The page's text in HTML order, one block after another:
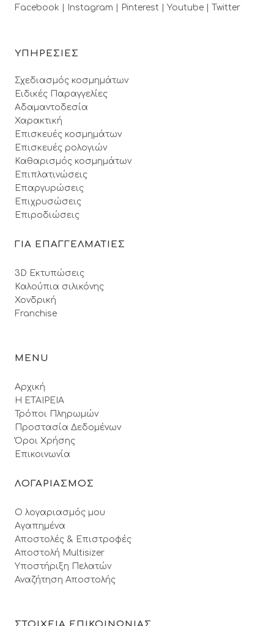
Facebook | Instagram | Pinterest | Youtube | Twitter
ΥΠΗΡΕΣΙΕΣ
Σχεδιασμός κοσμημάτων
Ειδικές Παραγγελίες
Αδαμαντοδεσία
Χαρακτική
Επισκευές κοσμημάτων
Επισκευές ρολογιών
Καθαρισμός κοσμημάτων
Επιπλατινώσεις
Επαργυρώσεις
Επιχρυσώσεις
Επιροδιώσεις
ΓΙΑ ΕΠΑΓΓΕΛΜΑΤΙΕΣ
3D Εκτυπώσεις
Καλούπια σιλικόνης
Χονδρική
Franchise
MENU
Αρχική
Η ΕΤΑΙΡΕΙΑ
Τρόποι Πληρωμών
Προστασία Δεδομένων
Όροι Xρήσης
Επικοινωνία
ΛΟΓΑΡΙΑΣΜΟΣ
Ο λογαριασμός μου
Αγαπημένα
Αποστολές & Επιστροφές
Αποστολή Multisizer
Υποστήριξη Πελατών
Αναζήτηση Αποστολής